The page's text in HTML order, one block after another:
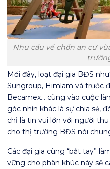
Nhu cầu về chốn an cư
Mới đây, loạt đại gia BĐS
Sungroup, Himlam và trước
Becamex… cùng vào cuộc
góc nhìn khác là sự chia sẻ,
chỉ là tin vui lớn với người
cho thị trường BĐS nói
Các đại gia cùng “bắt tay”
vững cho phân khúc này sẽ